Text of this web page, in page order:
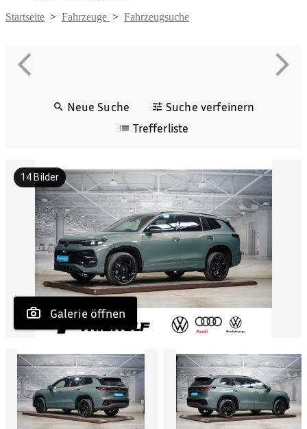
Startseite > Fahrzeuge > Fahrzeugsuche
Neue Suche
Suche verfeinern
Trefferliste
Galerie öffnen
14 Bilder